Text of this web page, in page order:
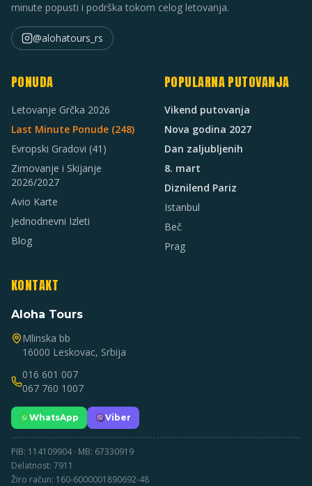
minute popusti i podrška tokom celog letovanja.
@alohatours_rs
PONUDA
Letovanje Grčka 2026
Last Minute Ponude (248)
Evropski Gradovi (41)
Zimovanje i Skijanje
2026/2027
Avio Karte
Jednodnevni Izleti
Blog
POPULARNA PUTOVANJA
Vikend putovanja
Nova godina 2027
Dan zaljubljenih
8. mart
Diznilend Pariz
Istanbul
Beč
Prag
KONTAKT
Aloha Tours
Mlinska bb
16000 Leskovac, Srbija
016 601 007
067 760 1007
WhatsApp Viber
PIB: 114109904 · MB: 67330919
Delatnost: 7911
Žiro račun: 160-6000001890692-48